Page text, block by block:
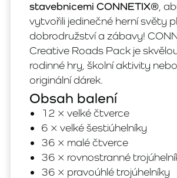
stavebnicemi CONNETIX® ,
vytvořili jedinečné herní světy
dobrodružství a zábavy!
Creative Roads Pack je
rodinné hry, školní aktivity
originální dárek.
Obsah balení
12 × velké čtverce
6 × velké šestiúhelníky
36 × malé čtverce
36 × rovnostranné
36 × pravoúhlé trojúhelníky